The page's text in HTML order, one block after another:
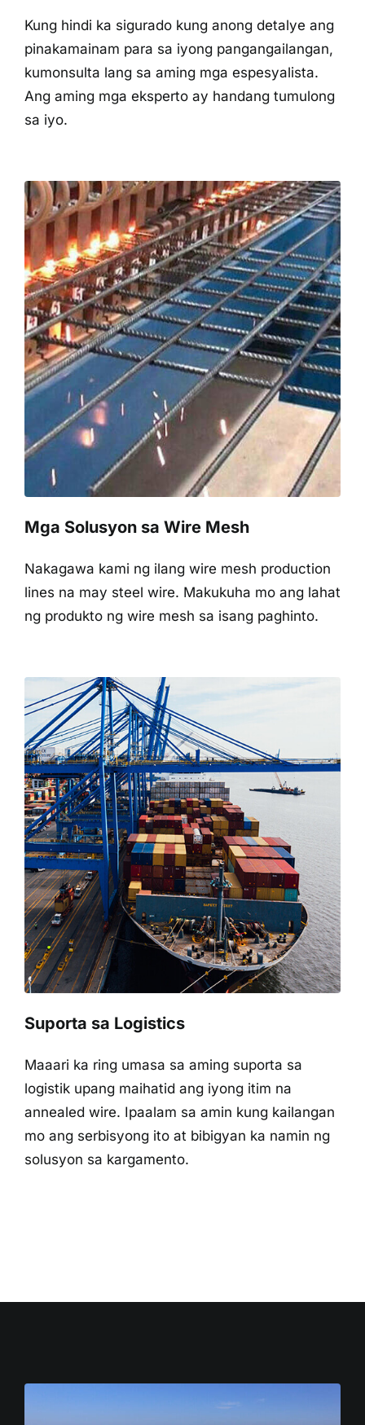
Kung hindi ka sigurado kung anong detalye ang
pinakamainam para sa iyong pangangailangan,
kumonsulta lang sa aming mga espesyalista.
Ang aming mga eksperto ay handang tumulong
sa iyo.
Mga Solusyon sa Wire Mesh
Nakagawa kami ng ilang wire mesh production
lines na may steel wire. Makukuha mo ang lahat
ng produkto ng wire mesh sa isang paghinto.
Suporta sa Logistics
Maaari ka ring umasa sa aming suporta sa
logistik upang maihatid ang iyong itim na
annealed wire. Ipaalam sa amin kung kailangan
mo ang serbisyong ito at bibigyan ka namin ng
solusyon sa kargamento.